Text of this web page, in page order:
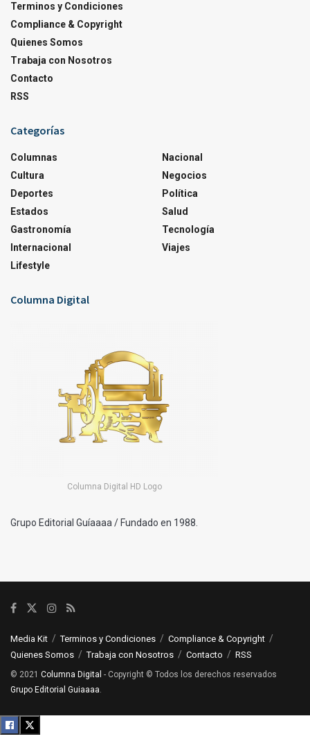
Terminos y Condiciones
Compliance & Copyright
Quienes Somos
Trabaja con Nosotros
Contacto
RSS
Categorías
Columnas
Cultura
Deportes
Estados
Gastronomía
Internacional
Lifestyle
Nacional
Negocios
Política
Salud
Tecnología
Viajes
Columna Digital
Columna Digital HD Logo
Grupo Editorial Guíaaaa / Fundado en 1988.
Media Kit Terminos y Condiciones
Compliance & Copyright
Quienes Somos
Trabaja con Nosotros Contacto RSS
© 2021 Columna Digital - Copyright © Todos los derechos reservados
Grupo Editorial Guiaaaa.